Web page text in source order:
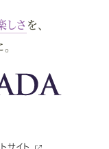
ー
ス
ス
しさ を、
サイト